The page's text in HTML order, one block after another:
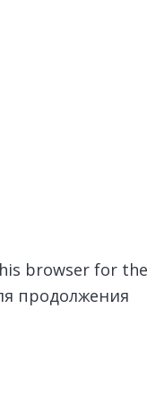
browser for
продолжения